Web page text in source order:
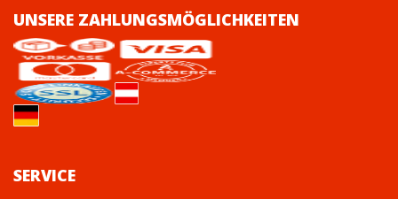
UNSERE ZAHLUNGSMÖGLICHKEITEN
SERVICE